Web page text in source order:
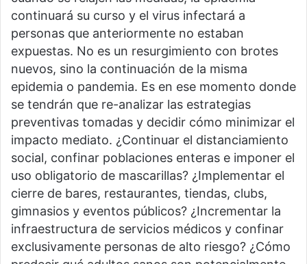
continuará su curso y el virus infectará a
personas que anteriormente no estaban
expuestas. No es un resurgimiento con brotes
nuevos, sino la continuación de la misma
epidemia o pandemia. Es en ese momento donde
se tendrán que re-analizar las estrategias
preventivas tomadas y decidir cómo minimizar el
impacto mediato. ¿Continuar el distanciamiento
social, confinar poblaciones enteras e imponer el
uso obligatorio de mascarillas? ¿Implementar el
cierre de bares, restaurantes, tiendas, clubs,
gimnasios y eventos públicos? ¿Incrementar la
infraestructura de servicios médicos y confinar
exclusivamente personas de alto riesgo? ¿Cómo